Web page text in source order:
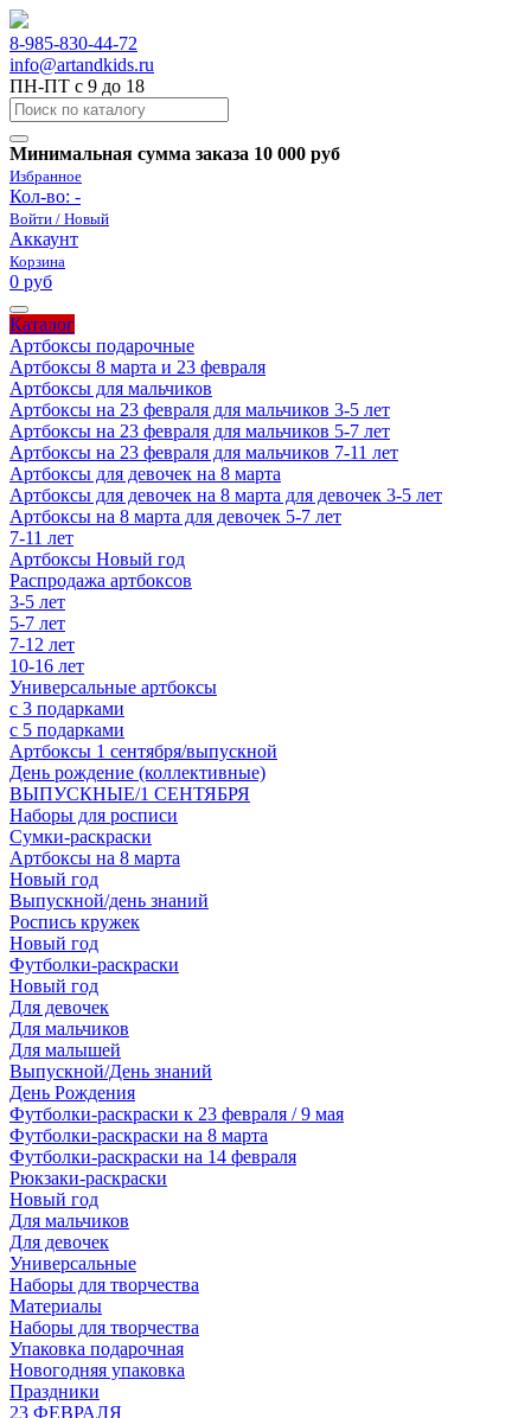
8-985-830-44-72
info@artandkids.ru
ПН-ПТ с 9 до 18
Минимальная сумма заказа 10 000 руб
Избранное
Кол-во: -
Войти / Новый
Аккаунт
Корзина
0 руб
Каталог
Артбоксы подарочные
Артбоксы 8 марта и 23 февраля
Артбоксы для мальчиков
Артбоксы на 23 февраля для мальчиков 3-5 лет
Артбоксы на 23 февраля для мальчиков 5-7 лет
Артбоксы на 23 февраля для мальчиков 7-11 лет
Артбоксы для девочек на 8 марта
Артбоксы для девочек на 8 марта для девочек 3-5 лет
Артбоксы на 8 марта для девочек 5-7 лет
7-11 лет
Артбоксы Новый год
Распродажа артбоксов
3-5 лет
5-7 лет
7-12 лет
10-16 лет
Универсальные артбоксы
с 3 подарками
с 5 подарками
Артбоксы 1 сентября/выпускной
День рождение (коллективные)
ВЫПУСКНЫЕ/1 СЕНТЯБРЯ
Наборы для росписи
Сумки-раскраски
Артбоксы на 8 марта
Новый год
Выпускной/день знаний
Роспись кружек
Новый год
Футболки-раскраски
Новый год
Для девочек
Для мальчиков
Для малышей
Выпускной/День знаний
День Рождения
Футболки-раскраски к 23 февраля / 9 мая
Футболки-раскраски на 8 марта
Футболки-раскраски на 14 февраля
Рюкзаки-раскраски
Новый год
Для мальчиков
Для девочек
Универсальные
Наборы для творчества
Материалы
Наборы для творчества
Упаковка подарочная
Новогодняя упаковка
Праздники
23 ФЕВРАЛЯ